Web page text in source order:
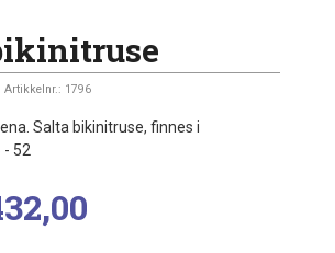
Artikkelnr.: 1796
Salta bikinitruse, finnes i
- 52